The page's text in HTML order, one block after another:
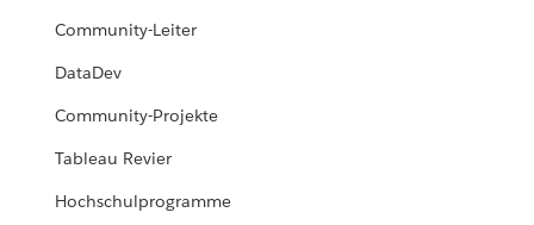
Community-Leiter
DataDev
Community-Projekte
Tableau Revier
Hochschulprogramme